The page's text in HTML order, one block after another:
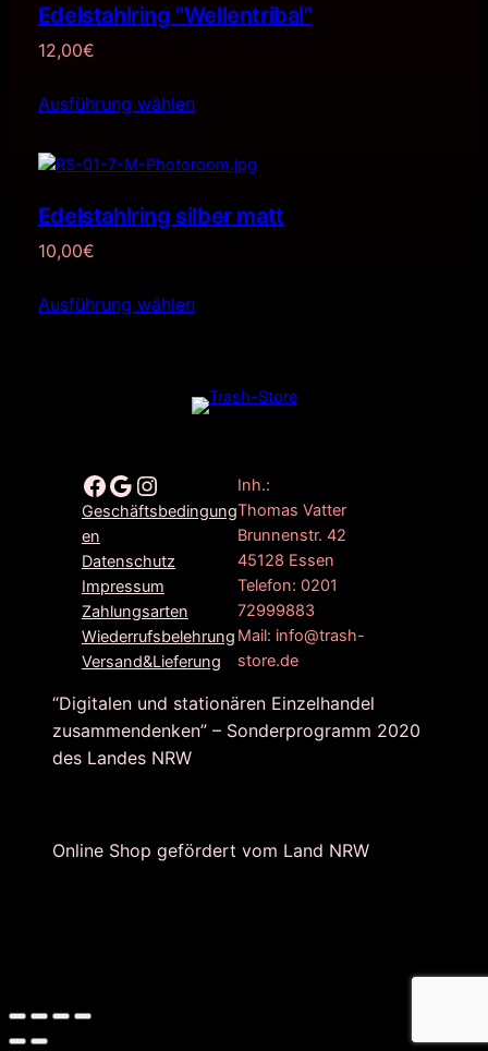
Edelstahlring “Wellentribal”
12,00€
Ausführung wählen
Edelstahlring silber matt
10,00€
Ausführung wählen
Facebook Google Instagram
Geschäftsbedingung
en
Datenschutz
Impressum
Zahlungsarten
Wiederrufsbelehrung
Versand&Lieferung
Inh.:
Thomas Vatter
Brunnenstr. 42
45128 Essen
Telefon: 0201
72999883
Mail: info@trash-
store.de
“Digitalen und stationären Einzelhandel
zusammendenken” – Sonderprogramm 2020
des Landes NRW
Online Shop gefördert vom Land NRW